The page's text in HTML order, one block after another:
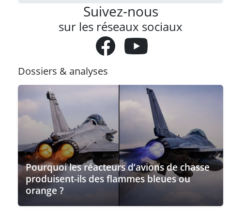
Suivez-nous
sur les réseaux sociaux
Dossiers & analyses
Pourquoi les réacteurs d’avions de chasse
produisent-ils des flammes bleues ou
orange ?